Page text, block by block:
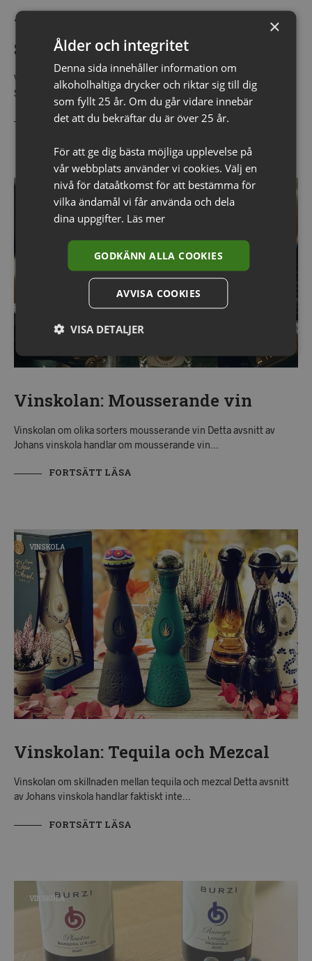
Vinskolan: Trendspaning från
Sydafrika
Vinskolan med trendspaning från Sydafrika I julas besökte vi
Sydafrika och vindistrikten runt Kapstaden (det…
FORTSÄTT LÄSA
VINSKOLA
Vinskolan: Mousserande vin
Vinskolan om olika sorters mousserande vin Detta avsnitt av
Johans vinskola handlar om mousserande vin…
FORTSÄTT LÄSA
VINSKOLA
Vinskolan: Tequila och Mezcal
Vinskolan om skillnaden mellan tequila och mezcal Detta avsnitt
av Johans vinskola handlar faktiskt inte…
FORTSÄTT LÄSA
VINSKOLA
×
Ålder och integritet
Denna sida innehåller information om
alkoholhaltiga drycker och riktar sig till dig
som fyllt 25 år. Om du går vidare innebär
det att du bekräftar du är över 25 år.
För att ge dig bästa möjliga upplevelse på
vår webbplats använder vi cookies. Välj en
nivå för dataåtkomst för att bestämma för
vilka ändamål vi får använda och dela
dina uppgifter. Läs mer
GODKÄNN ALLA COOKIES
AVVISA COOKIES
VISA DETALJER